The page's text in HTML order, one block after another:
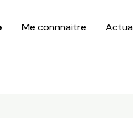
Me connnaitre